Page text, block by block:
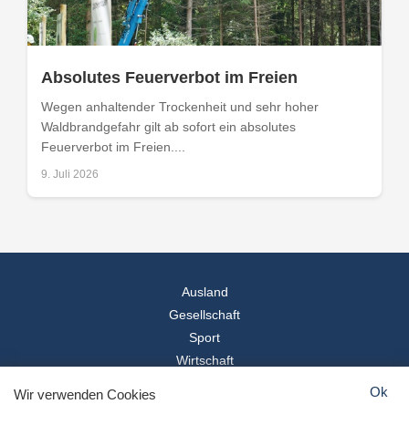
Absolutes Feuerverbot im Freien
Wegen anhaltender Trockenheit und sehr hoher
Waldbrandgefahr gilt ab sofort ein absolutes
Feuerverbot im Freien....
9. Juli 2026
Ausland
Gesellschaft
Sport
Wirtschaft
© 2026Landesspiegel
Wir verwenden Cookies Ok